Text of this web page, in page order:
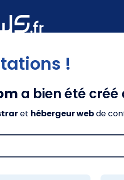
!
a bien été créé
et hébergeur webde